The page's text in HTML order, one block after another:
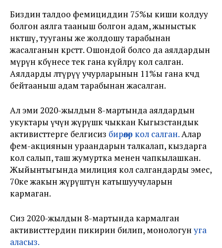
Биздин талдоо фемициддин 75%ы киши колдуу
болгон аялга тааныш болгон адам, жыныстык
өнөктөшү, тууганы же жолдошу тарабынан
жасалганын көрсөтөт. Ошондой болсо да аялдардын
өмүрүнө көбүнесе тек гана күйөөлөрү кол салган.
Аялдарды өлтүрүү учурларынын 11%ы гана көчөдө
бейтааныш адам тарабынан жасалган.
Ал эми 2020-жылдын 8-мартында аялдардын
укуктары үчүн жүрүшкө чыккан Кыгызстандык
активисттерге белгисиз бирөөлөр кол салган.Алар
фем-акциянын ураандарын талкалап, кыздарга
кол салып, таш жумуртка менен чапкылашкан.
Жыйынтыгында милиция кол салгандарды эмес,
70ке жакын жүрүштүн катышуучуларын
кармаган.
Сиз 2020-жылдын 8-мартында кармалган
активисттердин пикирин билип, монологунуга
аласыз.